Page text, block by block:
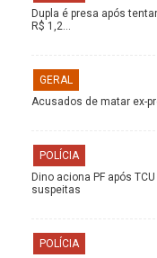
Dupla é presa após
R$ 1,2…
GERAL
Acusados de matar ex-
POLÍCIA
Dino aciona PF após
suspeitas
POLÍCIA